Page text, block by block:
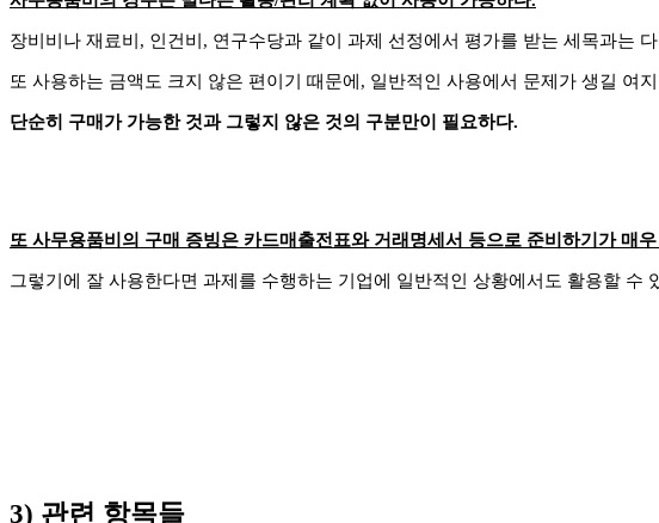
장비비나 재료비, 인건비, 연구수당과 같이 과제 선정에서 평가를 받는 세목과는
또 사용하는 금액도 크지 않은 편이기 때문에, 일반적인 사용에서 문제가 생길 여
단순히 구매가 가능한 것과 그렇지 않은 것의 구분만이 필요하다.
또 사무용품비의 구매 증빙은 카드매출전표와 거래명세서 등으로 준비하기가 매
그렇기에 잘 사용한다면 과제를 수행하는 기업에 일반적인 상황에서도 활용할 수
3) 관련 항목들